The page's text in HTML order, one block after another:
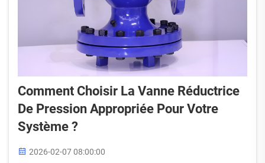
Comment Choisir La Vanne Réductrice
De Pression Appropriée Pour Votre
Système ?
2026-02-07 08:00:00